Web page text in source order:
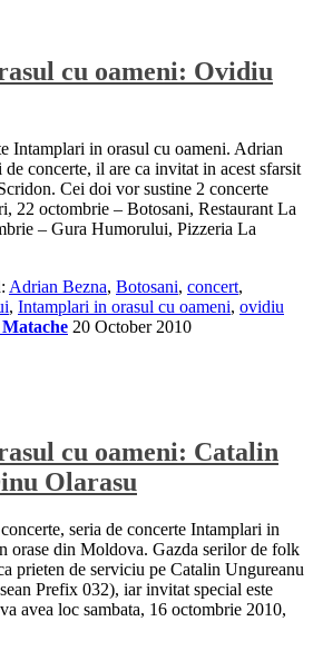
cu oameni: Ovidiu
Intamplari in orasul cu oameni. Adrian
de concerte, il are ca invitat in acest sfarsit
Cei doi vor sustine 2 concerte
22 octombrie – Botosani, Restaurant La
– Gura Humorului, Pizzeria La
Adrian Bezna, Botosani, concert,
, Intamplari in orasul cu oameni, ovidiu
20 October 2010
cu oameni: Catalin
Olarasu
seria de concerte Intamplari in
orase din Moldova. Gazda serilor de folk
prieten de serviciu pe Catalin Ungureanu
Prefix 032), iar invitat special este
avea loc sambata, 16 octombrie 2010,